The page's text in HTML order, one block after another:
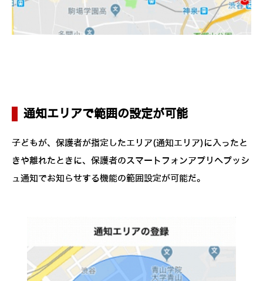
通知エリアで範囲の設定が可能
子どもが、保護者が指定したエリア(通知エリア)に入ったと
きや離れたときに、保護者のスマートフォンアプリへプッシ
ュ通知でお知らせする機能の範囲設定が可能だ。